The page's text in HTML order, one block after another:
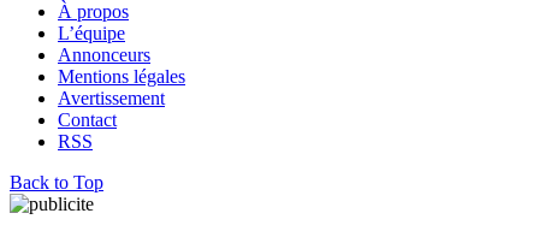
À propos
L’équipe
Annonceurs
Mentions légales
Avertissement
Contact
RSS
Back to Top